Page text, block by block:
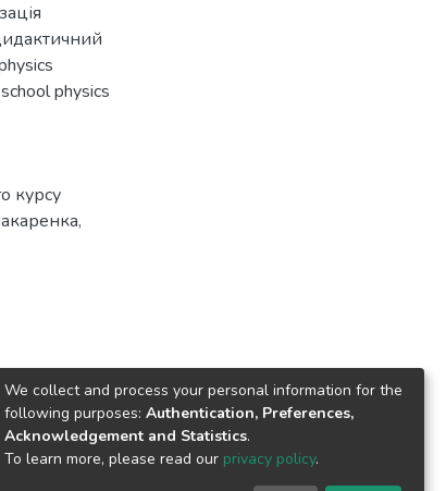
school physics
курсу
We collect and process your personal information for the
following purposes: Authentication, Preferences,
Acknowledgement and Statistics.
To learn more, please read our privacy policy.